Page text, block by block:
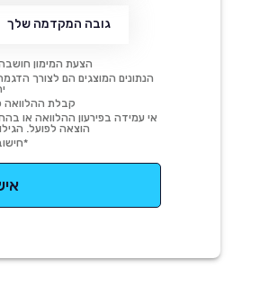
גובה המקדמה שלך
הצעת המימון
הנתונים המוצגים הם לצורך
קבלת ההלוואה
אי עמידה בפירעון ההלוואה או
הוצאה לפועל. הגילוי